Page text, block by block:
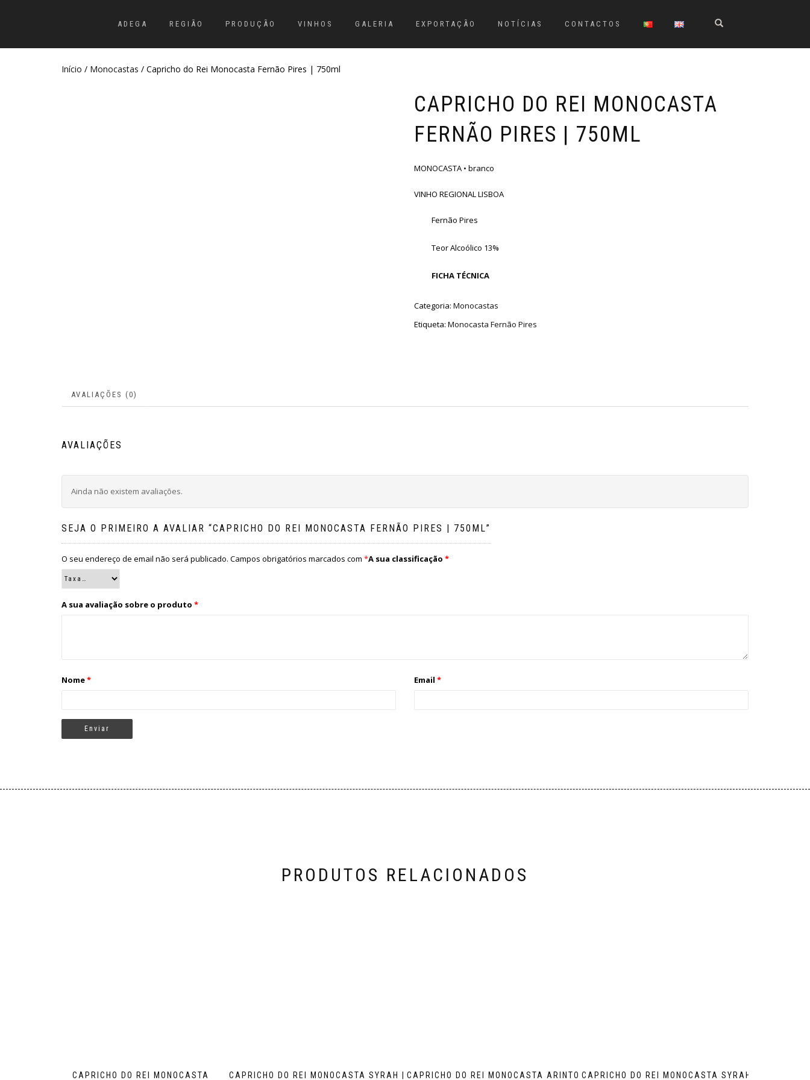
ADEGA REGIÃO PRODUÇÃO VINHOS GALERIA EXPORTAÇÃO NOTÍCIAS CONTACTOS
Início / Monocastas / Capricho do Rei Monocasta Fernão Pires | 750ml
CAPRICHO DO REI MONOCASTA
FERNÃO PIRES | 750ML
MONOCASTA • branco
VINHO REGIONAL LISBOA
Fernão Pires
Teor Alcoólico 13%
FICHA TÉCNICA
Categoria: Monocastas
Etiqueta: Monocasta Fernão Pires
AVALIAÇÕES (0)
AVALIAÇÕES
Ainda não existem avaliações.
SEJA O PRIMEIRO A AVALIAR “CAPRICHO DO REI MONOCASTA FERNÃO PIRES | 750ML”
O seu endereço de email não será publicado. Campos obrigatórios marcados com *A sua classificação *
A sua avaliação sobre o produto *
Nome* Email *
PRODUTOS RELACIONADOS
CAPRICHO DO REI MONOCASTA
CAPRICHO DO REI MONOCASTA SYRAH |
CAPRICHO DO REI MONOCASTA ARINTO CAPRICHO DO REI MONOCASTA SYRAH |